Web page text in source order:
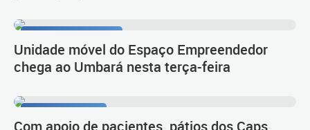
Unidade móvel do Espaço Empreendedor
chega ao Umbará nesta terça-feira
Com apoio de pacientes, pátios dos Caps